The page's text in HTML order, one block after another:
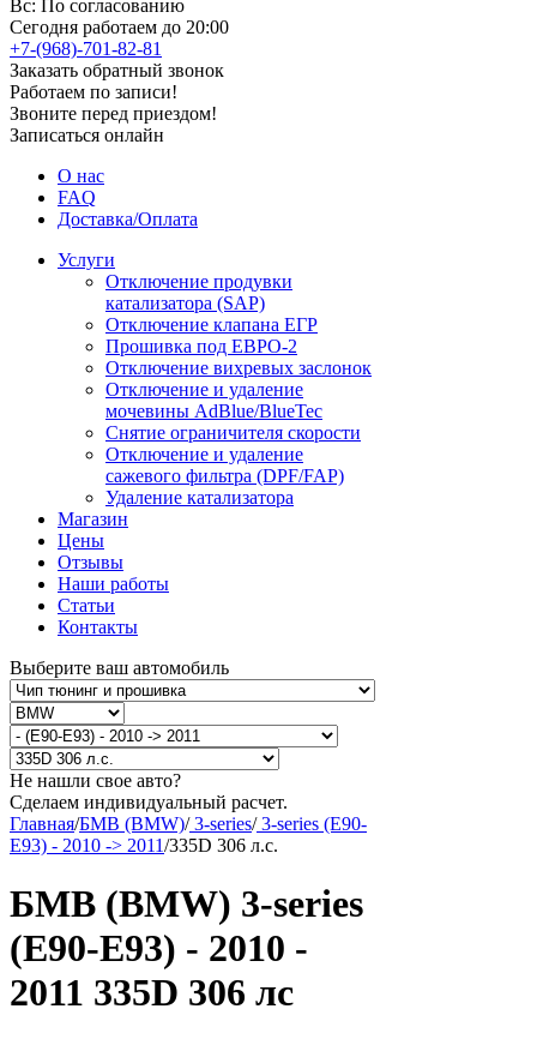
Вс: По согласованию
Сегодня работаем до 20:00
+7-(968)-701-82-81
Заказать обратный звонок
Работаем по записи!
Звоните перед приездом!
Записаться онлайн
О нас
FAQ
Доставка/Оплата
Услуги
Отключение продувки
катализатора (SAP)
Отключение клапана ЕГР
Прошивка под ЕВРО-2
Отключение вихревых заслонок
Отключение и удаление
мочевины AdBlue/BlueTec
Снятие ограничителя скорости
Отключение и удаление
сажевого фильтра (DPF/FAP)
Удаление катализатора
Магазин
Цены
Отзывы
Наши работы
Статьи
Контакты
Выберите ваш автомобиль
Не нашли свое авто?
Сделаем индивидуальный расчет.
Главная/БМВ (BMW)/3-series/3-series (E90-
E93) - 2010 -> 2011/335D 306 л.с.
БМВ (BMW) 3-series
(E90-E93) - 2010 -
2011 335D 306 лс